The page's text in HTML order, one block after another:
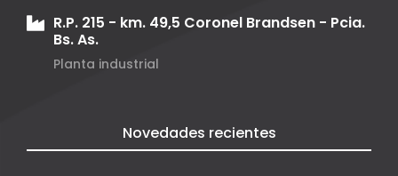
R.P. 215 - km. 49,5 Coronel Brandsen - Pcia.
Bs. As.
Planta industrial
Novedades recientes